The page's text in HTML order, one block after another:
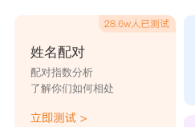
姓名配对
配对指数分析
了解你们如何相处